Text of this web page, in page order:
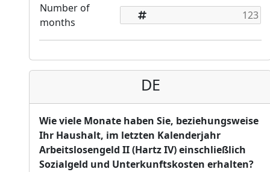
Number of
months
DE
Wie viele Monate haben Sie, beziehungsweise
Ihr Haushalt, im letzten Kalenderjahr
Arbeitslosengeld II (Hartz IV) einschließlich
Sozialgeld und Unterkunftskosten erhalten?